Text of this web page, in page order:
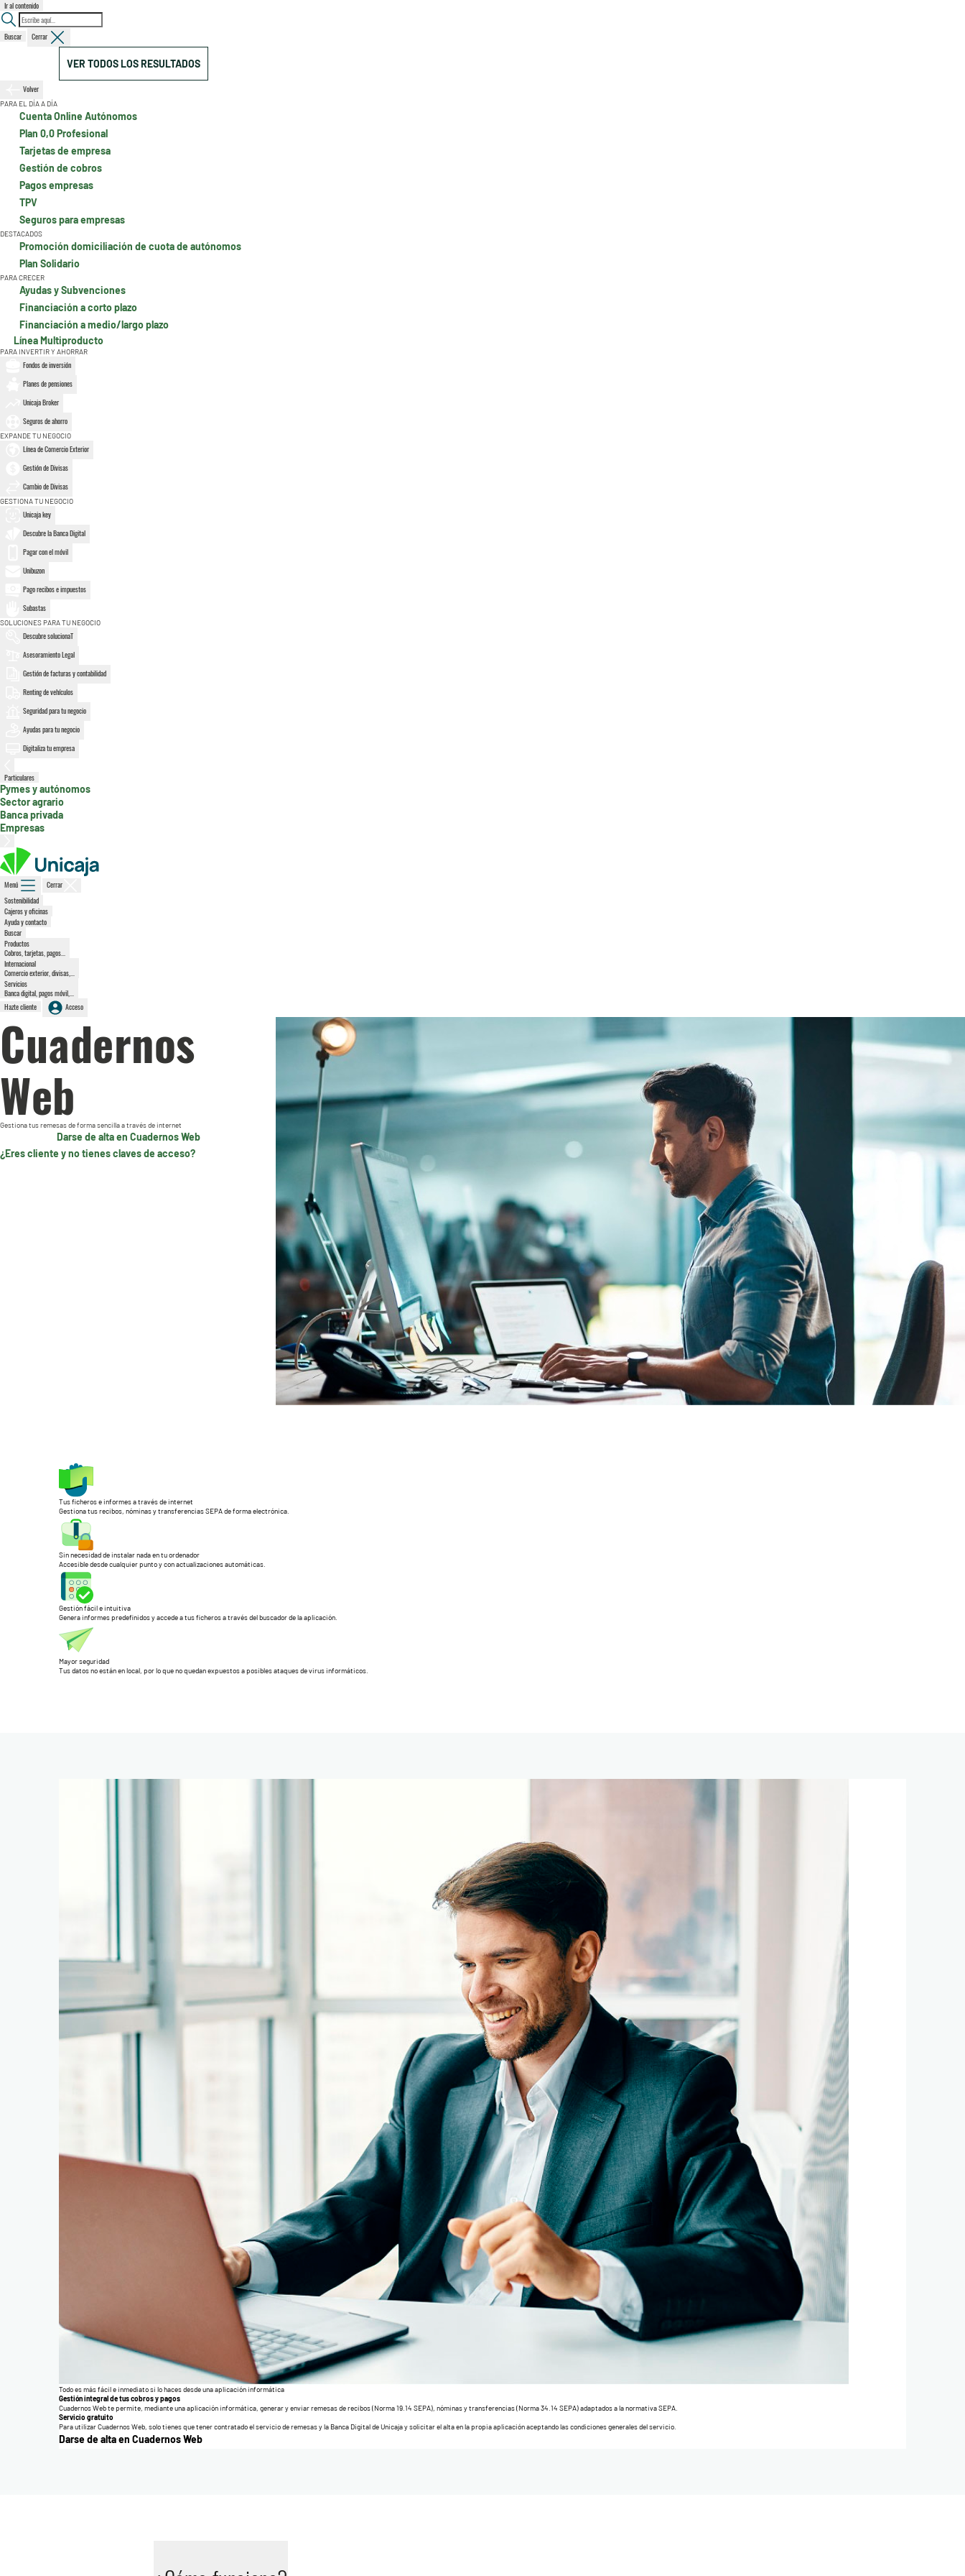
Ir al contenido
Buscar Cerrar
VER TODOS LOS RESULTADOS
Volver
PARA EL DÍA A DÍA
Cuenta Online Autónomos
Plan 0,0 Profesional
Tarjetas de empresa
Gestión de cobros
Pagos empresas
TPV
Seguros para empresas
DESTACADOS
Promoción domiciliación de cuota de autónomos
Plan Solidario
PARA CRECER
Ayudas y Subvenciones
Financiación a corto plazo
Financiación a medio/largo plazo
Línea Multiproducto
PARA INVERTIR Y AHORRAR
Fondos de inversión
Planes de pensiones
Unicaja Broker
Seguros de ahorro
EXPANDE TU NEGOCIO
Línea de Comercio Exterior
Gestión de Divisas
Cambio de Divisas
GESTIONA TU NEGOCIO
Unicaja key
Descubre la Banca Digital
Pagar con el móvil
Unibuzon
Pago recibos e impuestos
Subastas
SOLUCIONES PARA TU NEGOCIO
Descubre solucionaT
Asesoramiento Legal
Gestión de facturas y contabilidad
Renting de vehículos
Seguridad para tu negocio
Ayudas para tu negocio
Digitaliza tu empresa
Particulares
Pymes y autónomos, sección activa
Sector agrario
Banca privada
Empresas
Menú
Cerrar
Sostenibilidad
Cajeros y oficinas
Ayuda y contacto
Buscar
Productos
Cobros, tarjetas, pagos...
Internacional
Comercio exterior, divisas,...
Servicios
Banca digital, pagos móvil,...
Hazte cliente
Acceso
Cuadernos
Web
Gestiona tus remesas de forma sencilla a través de internet
Darse de alta en Cuadernos Web
¿Eres cliente y no tienes claves de acceso?
Tus ficheros e informes a través de internet
Gestiona tus recibos, nóminas y transferencias SEPA de forma electrónica.
Sin necesidad de instalar nada en tu ordenador
Accesible desde cualquier punto y con actualizaciones automáticas.
Gestión fácil e intuitiva
Genera informes predefinidos y accede a tus ficheros a través del buscador de la aplicación.
Mayor seguridad
Tus datos no están en local, por lo que no quedan expuestos a posibles ataques de virus informáticos.
Todo es más fácil e inmediato si lo haces desde una aplicación informática
Gestión integral de tus cobros y pagos
Cuadernos Web te permite, mediante una aplicación informática, generar y enviar remesas de recibos (Norma 19.14 SEPA), nóminas y transferencias (Norma 34.14 SEPA) adaptados a la normativa SEPA.
Servicio gratuito
Para utilizar Cuadernos Web, solo tienes que tener contratado el servicio de remesas y la Banca Digital de Unicaja y solicitar el alta en la propia aplicación aceptando las condiciones generales del servicio.
Darse de alta en Cuadernos Web